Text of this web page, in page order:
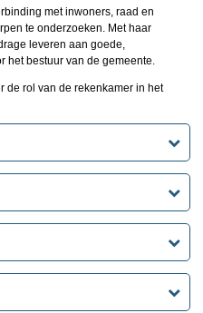
met inwoners, raad en
te onderzoeken. Met haar
leveren aan goede,
het bestuur van de gemeente.
de rol van de rekenkamer in het